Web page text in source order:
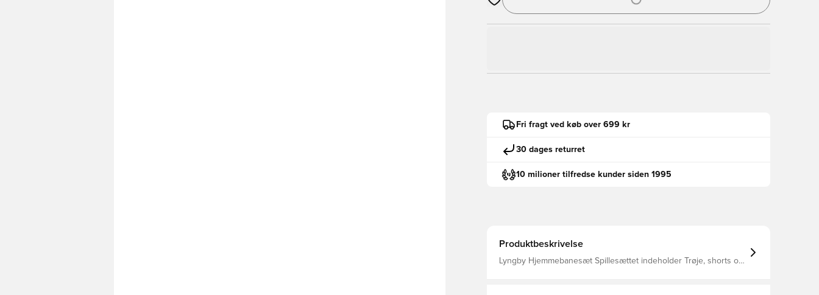
Åbner en Modal til at logge ind eller tilmelde dig som medlem
Fri fragt ved køb over 699 kr
30 dages returret
10 milioner tilfredse kunder siden 1995
Produktbeskrivelse
Lyngby Hjemmebanesæt Spillesættet indeholder Trøje, shorts og